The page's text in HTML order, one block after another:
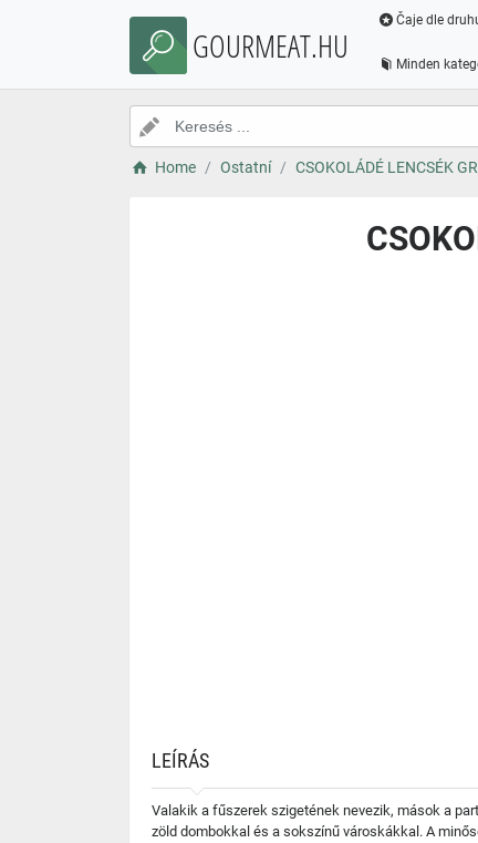
GOURMEAT.HU
Čaje dle
Minden
Home Ostatní CSOKOLÁDÉ LENCSÉK
LEÍRÁS
Valakik a fűszerek szigetének nevezik, mások a
zöld dombokkal és a sokszínű városkákkal. A